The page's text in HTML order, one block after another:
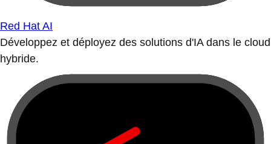
Red Hat AI
Développez et déployez des solutions d'IA dans le cloud
hybride.